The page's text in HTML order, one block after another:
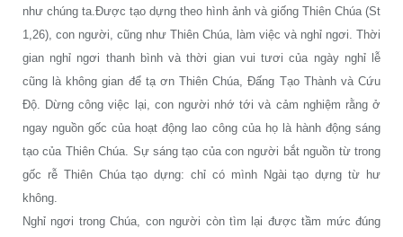
như chúng ta.Được tạo dựng theo hình ảnh và giống Thiên Chúa (St
1,26), con người, cũng như Thiên Chúa, làm việc và nghỉ ngơi. Thời
gian nghỉ ngơi thanh bình và thời gian vui tươi của ngày nghỉ lễ
cũng là không gian để tạ ơn Thiên Chúa, Đấng Tạo Thành và Cứu
Độ. Dừng công việc lại, con người nhớ tới và cảm nghiệm rằng ở
ngay nguồn gốc của hoạt động lao công của họ là hành động sáng
tạo của Thiên Chúa. Sự sáng tạo của con người bắt nguồn từ trong
gốc rễ Thiên Chúa tạo dựng: chỉ có mình Ngài tạo dựng từ hư
không.
Nghỉ ngơi trong Chúa, con người còn tìm lại được tầm mức đúng